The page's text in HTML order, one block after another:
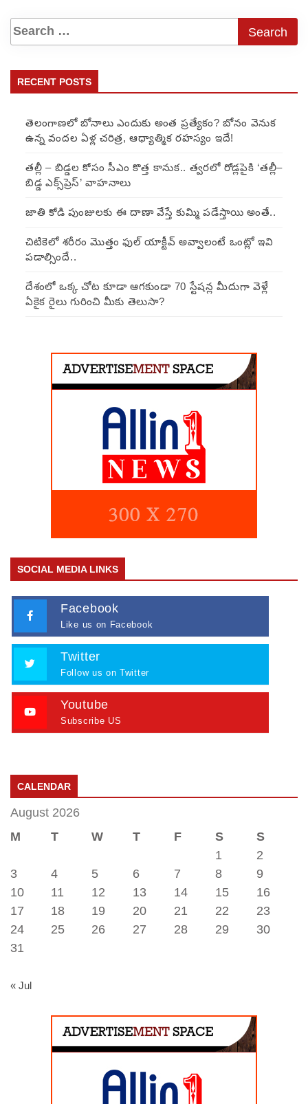
RECENT POSTS
తెలంగాణలో బోనాలు ఎందుకు అంత ప్రత్యేకం? బోనం వెనుక
ఉన్న వందల ఏళ్ల చరిత్ర, ఆధ్యాత్మిక రహస్యం ఇదే!
తల్లీ – బిడ్డల కోసం సీఎం కొత్త కానుక.. త్వరలో రోడ్లపైకి ‘తల్లీ–
బిడ్డ ఎక్స్‌ప్రెస్’ వాహనాలు
జాతి కోడి పుంజులకు ఈ దాణా వేస్తే కుమ్మి పడేస్తాయి అంతే..
చిటికెలో శరీరం మొత్తం ఫుల్ యాక్టీవ్ అవ్వాలంటే ఒంట్లో ఇవి
పడాల్సిందే..
దేశంలో ఒక్క చోట కూడా ఆగకుండా 70 స్టేషన్ల మీదుగా వెళ్లే
ఏకైక రైలు గురించి మీకు తెలుసా?
SOCIAL MEDIA LINKS
Facebook
Like us on Facebook
Twitter
Follow us on Twitter
Youtube
Subscribe US
CALENDAR
August 2026
M
T W T F S
S
1
2
3
4 5 6 7 8
9
10
11 12 13 14 15
16
17
18 19 20 21 22
23
24
25 26 27 28 29
30
31
« Jul